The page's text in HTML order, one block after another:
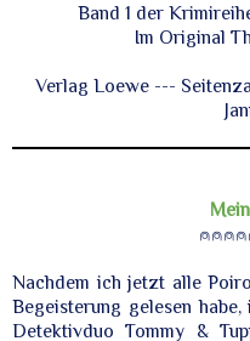
Band 1 der
Im Original
Verlag Loewe ---
Nachdem ich jetzt alle
Begeisterung gelesen
Detektivduo Tommy &